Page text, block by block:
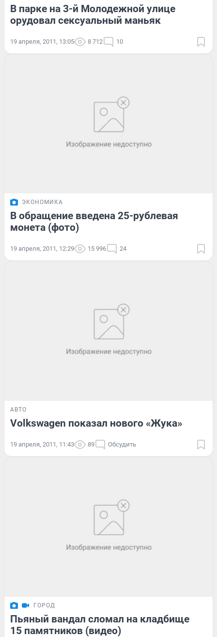
В парке на 3-й Молодежной улице
орудовал сексуальный маньяк
19 апреля, 2011, 13:05 8 712 10
ЭКОНОМИКА
В обращение введена 25-рублевая
монета (фото)
19 апреля, 2011, 12:29 15 996 24
АВТО
Volkswagen показал нового «Жука»
19 апреля, 2011, 11:43 89 Обсудить
ГОРОД
Пьяный вандал сломал на кладбище
15 памятников (видео)